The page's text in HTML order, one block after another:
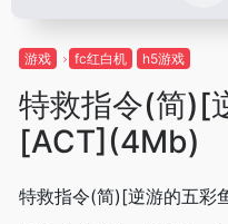
游戏 fc红白机 h5游戏
特救指令(简)[
[ACT](4Mb)
特救指令(简)[逆游的五